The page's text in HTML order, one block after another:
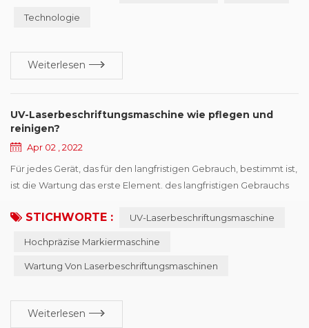
besteht darin, die Wettbewerbsfähigkeit von Produkten zu
würden...
Technologie
Weiterlesen
UV-Laserbeschriftungsmaschine wie pflegen und
reinigen?
Apr 02 , 2022
Für jedes Gerät, das für den langfristigen Gebrauch, bestimmt ist,
ist die Wartung das erste Element. des langfristigen Gebrauchs
störanfällig. daher, sollten regelmäßige Wartungen und
Markiergenauigkeit der Markiermaschine und verlängern die
Lebensdauer der Maschine. UV-Laserbeschr...
STICHWORTE : UV-Laserbeschriftungsmaschine
Hochpräzise Markiermaschine
Wartung Von Laserbeschriftungsmaschinen
Weiterlesen